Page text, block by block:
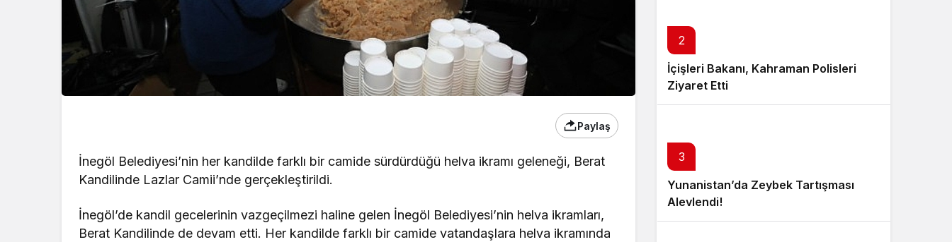
Paylaş
İnegöl Belediyesi’nin her kandilde farklı bir camide sürdürdüğü helva ikramı geleneği, Berat
Kandilinde Lazlar Camii’nde gerçekleştirildi.
İnegöl’de kandil gecelerinin vazgeçilmezi haline gelen İnegöl Belediyesi’nin helva ikramları,
Berat Kandilinde de devam etti. Her kandilde farklı bir camide vatandaşlara helva ikramında
2
İçişleri Bakanı, Kahraman Polisleri
Ziyaret Etti
3
Yunanistan’da Zeybek Tartışması
Alevlendi!